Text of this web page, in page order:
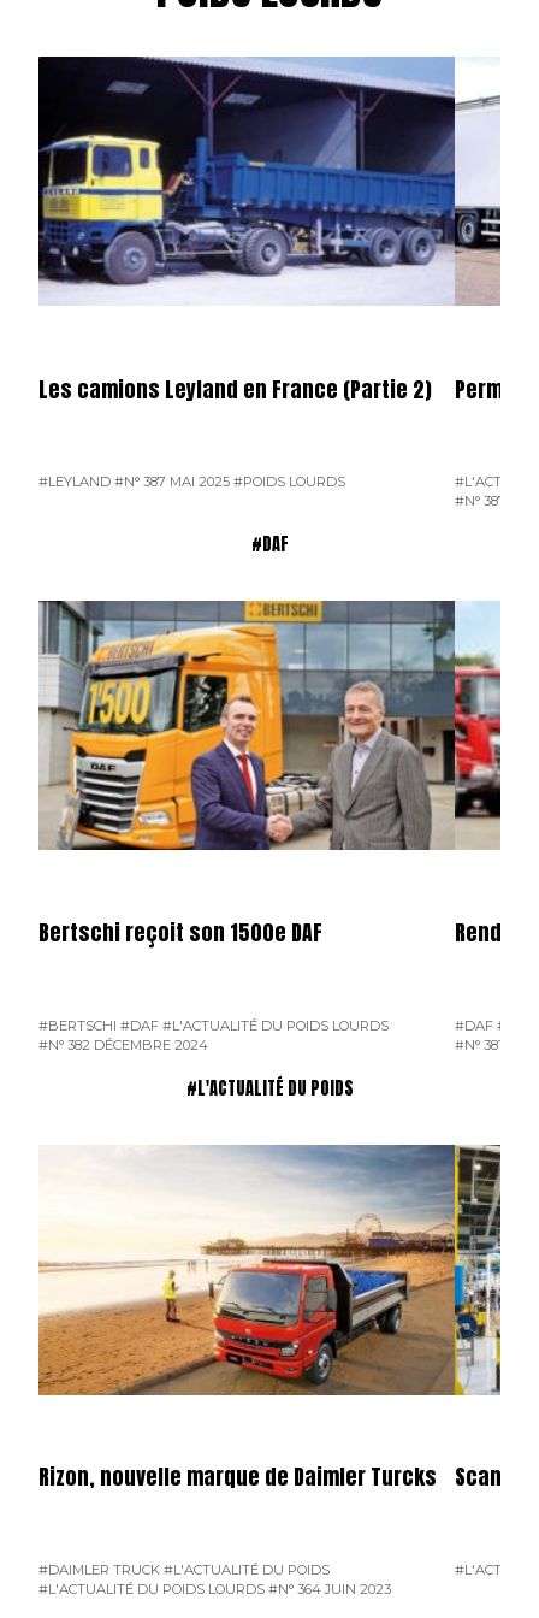
Les camions Leyland en France (Partie 2)
#LEYLAND #N° 387 MAI 2025 #POIDS LOURDS
Permier
#N° 387 MAI
#DAF
Bertschi reçoit son 1500e DAF
#BERTSCHI #DAF #L'ACTUALITÉ DU POIDS LOURDS
#N° 382 DÉCEMBRE 2024
#DAF
#N° 381
#L'ACTUALITÉ DU POIDS
Rizon, nouvelle marque de Daimler Turcks
#DAIMLER TRUCK #L'ACTUALITÉ DU POIDS
#L'ACTUALITÉ DU POIDS LOURDS #N° 364 JUIN 2023
Scania